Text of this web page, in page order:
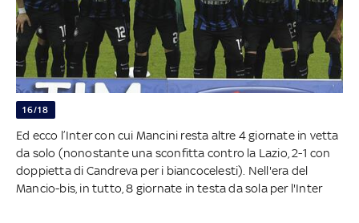
16/18
Ed ecco l’Inter con cui Mancini resta altre 4 giornate in vetta
da solo (nonostante una sconfitta contro la Lazio, 2-1 con
doppietta di Candreva per i biancocelesti). Nell'era del
Mancio-bis, in tutto, 8 giornate in testa da sola per l'Inter